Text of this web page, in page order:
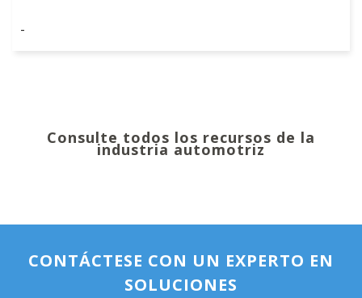
-
Consulte todos los recursos de la
industria automotriz
CONTÁCTESE CON UN EXPERTO EN
SOLUCIONES